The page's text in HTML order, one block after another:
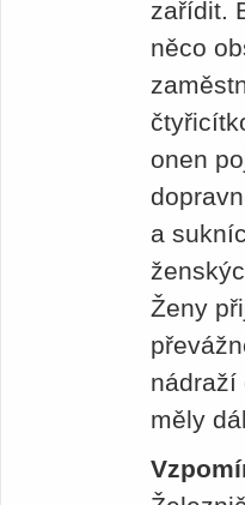
zařídit.
něco
onen
a
Ženy
nádraží
měly